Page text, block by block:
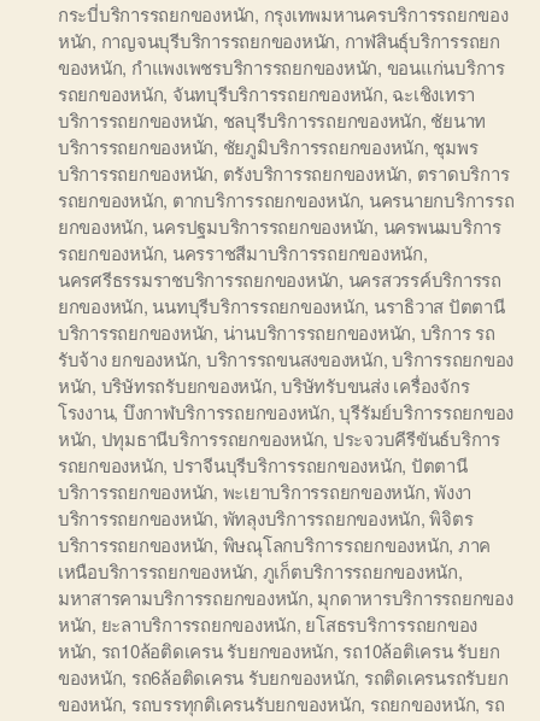
กระบี่บริการรถยกของหนัก, กรุงเทพมหานครบริการรถยกของ
หนัก, กาญจนบุรีบริการรถยกของหนัก, กาฬสินธุ์บริการรถยก
ของหนัก, กำแพงเพชรบริการรถยกของหนัก, ขอนแก่นบริการ
รถยกของหนัก, จันทบุรีบริการรถยกของหนัก, ฉะเชิงเทรา
บริการรถยกของหนัก, ชลบุรีบริการรถยกของหนัก, ชัยนาท
บริการรถยกของหนัก, ชัยภูมิบริการรถยกของหนัก, ชุมพร
บริการรถยกของหนัก, ตรังบริการรถยกของหนัก, ตราดบริการ
รถยกของหนัก, ตากบริการรถยกของหนัก, นครนายกบริการรถ
ยกของหนัก, นครปฐมบริการรถยกของหนัก, นครพนมบริการ
รถยกของหนัก, นครราชสีมาบริการรถยกของหนัก,
นครศรีธรรมราชบริการรถยกของหนัก, นครสวรรค์บริการรถ
ยกของหนัก, นนทบุรีบริการรถยกของหนัก, นราธิวาส ปัตตานี
บริการรถยกของหนัก, น่านบริการรถยกของหนัก, บริการ รถ
รับจ้าง ยกของหนัก, บริการรถขนสงของหนัก,บริการรถยกของ
หนัก, บริษัทรถรับยกของหนัก,บริษัทรับขนส่ง เครื่องจักร
โรงงาน, บึงกาฬบริการรถยกของหนัก,บุรีรัมย์บริการรถยกของ
หนัก, ปทุมธานีบริการรถยกของหนัก, ประจวบคีรีขันธ์บริการ
รถยกของหนัก, ปราจีนบุรีบริการรถยกของหนัก, ปัตตานี
บริการรถยกของหนัก, พะเยาบริการรถยกของหนัก,พังงา
บริการรถยกของหนัก, พัทลุงบริการรถยกของหนัก,พิจิตร
บริการรถยกของหนัก, พิษณุโลกบริการรถยกของหนัก, ภาค
เหนือบริการรถยกของหนัก, ภูเก็ตบริการรถยกของหนัก,
มหาสารคามบริการรถยกของหนัก, มุกดาหารบริการรถยกของ
หนัก, ยะลาบริการรถยกของหนัก, ยโสธรบริการรถยกของ
หนัก, รถ10ล้อติดเครน รับยกของหนัก, รถ10ล้อติเครน รับยก
ของหนัก, รถ6ล้อติดเครน รับยกของหนัก, รถติดเครนรถรับยก
ของหนัก, รถบรรทุกติเครนรับยกของหนัก, รถยกของหนัก, รถ